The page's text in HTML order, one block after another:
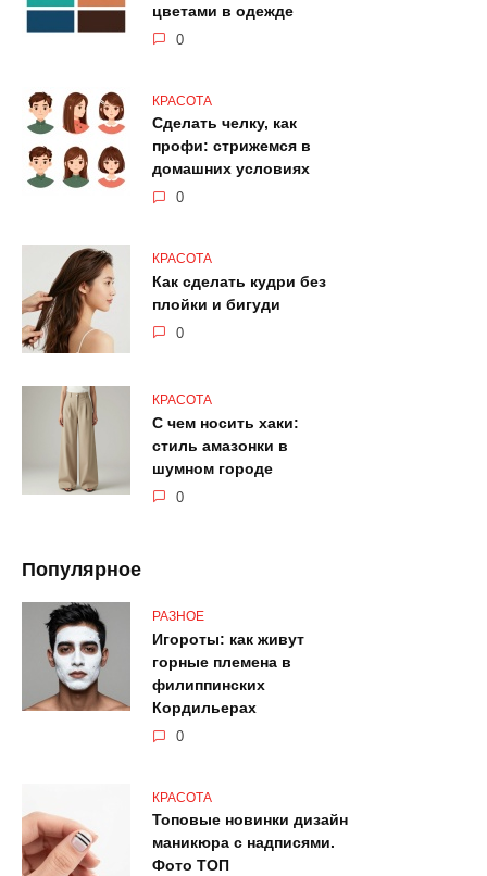
цветами в одежде
0
КРАСОТА
Сделать челку, как
профи: стрижемся в
домашних условиях
0
КРАСОТА
Как сделать кудри без
плойки и бигуди
0
КРАСОТА
С чем носить хаки:
стиль амазонки в
шумном городе
0
Популярное
РАЗНОЕ
Игороты: как живут
горные племена в
филиппинских
Кордильерах
0
КРАСОТА
Топовые новинки дизайн
маникюра с надписями.
Фото ТОП